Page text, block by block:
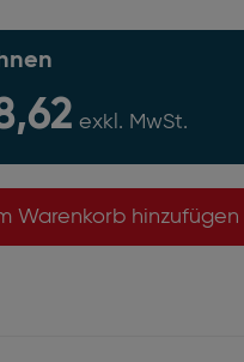
exkl. MwSt.
Warenkorb hinzufügen